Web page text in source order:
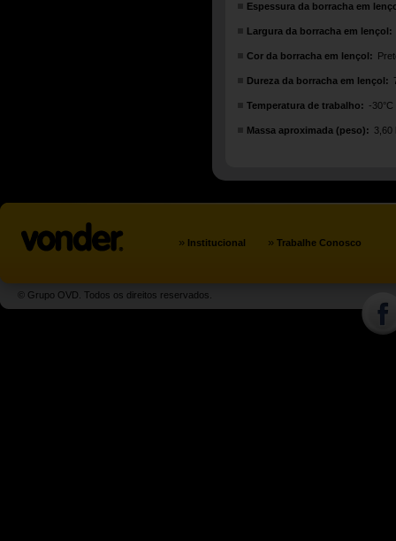
Espessura da borracha em
Largura da borracha em lençol:
Cor da borracha em lençol:
Dureza da borracha em lençol:
Temperatura de trabalho: -30°C
Massa aproximada (peso): 3,60
» Institucional » Trabalhe Conosco
© Grupo OVD. Todos os direitos reservados.